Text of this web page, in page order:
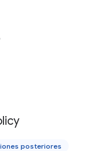
posteriores